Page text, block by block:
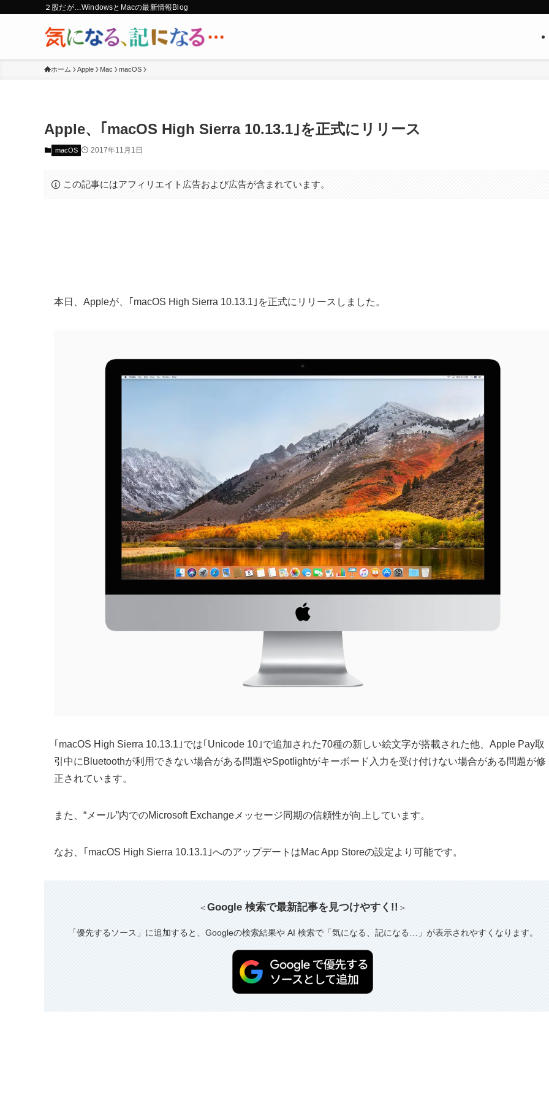
２股だが…WindowsとMacの最新情報Blog
ホーム Apple Mac macOS
Apple、｢macOS High Sierra 10.13.1｣を正式にリリース
macOS 2017年11月1日
この記事にはアフィリエイト広告および広告が含まれています。
本日、Appleが、｢macOS High Sierra 10.13.1｣を正式にリリースしました。
｢macOS High Sierra 10.13.1｣では｢Unicode 10｣で追加された70種の新しい絵文字が搭載された他、Apple Pay取
引中にBluetoothが利用できない場合がある問題やSpotlightがキーボード入力を受け付けない場合がある問題が修
正されています。
また、“メール”内でのMicrosoft Exchangeメッセージ同期の信頼性が向上しています。
なお、｢macOS High Sierra 10.13.1｣へのアップデートはMac App Storeの設定より可能です。
＜Google 検索で最新記事を見つけやすく!! ＞
「優先するソース」に追加すると、Googleの検索結果や AI 検索で「気になる、記になる…」が表示されやすくなります。